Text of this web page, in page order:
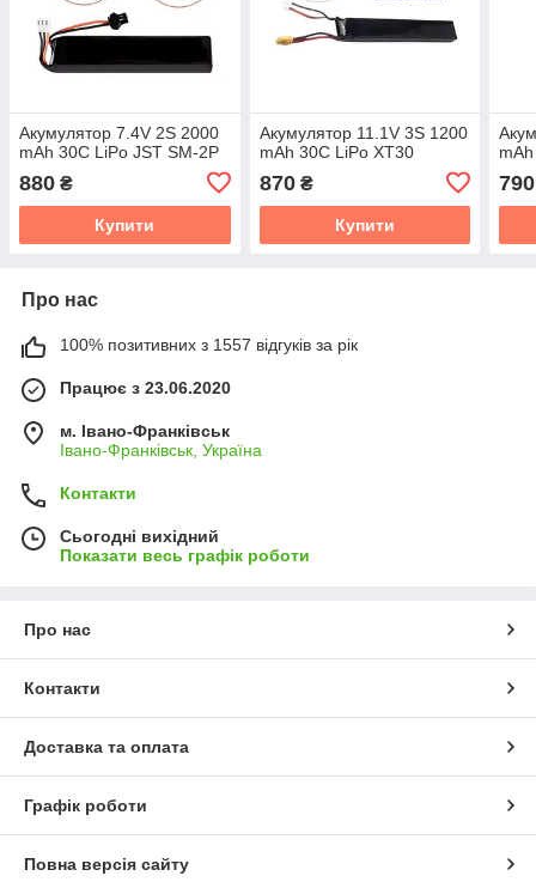
Акумулятор 7.4V 2S 2000
mAh 30C LiPo JST SM-2P
880 ₴
Купити
Акумулятор 11.1V 3S 1200
mAh 30C LiPo XT30
870₴
Купити
790
Про нас
100% позитивних з 1557 відгуків за рік
Працює з 23.06.2020
м. Івано-Франківськ
Івано-Франківськ, Україна
Контакти
Сьогодні вихідний
Показати весь графік роботи
Про нас
Контакти
Доставка та оплата
Графік роботи
Повна версія сайту